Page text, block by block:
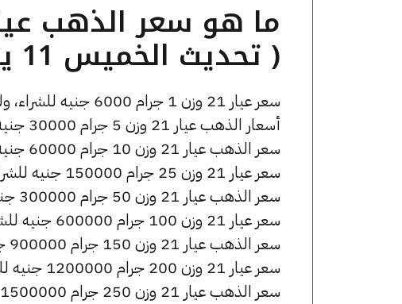
( تحديث الخميس 11 يونيو الساعة 4:45 مساءً )
سعر عيار 21 وزن 1 جرام 6000 جنيه للشراء، وللبيع 6050 جنيه.
أسعار الذهب عيار 21 وزن 5 جرام 30000 جنيه للشراء، وللبيع 30250 جنيه.
سعر الذهب عيار 21 وزن 10 جرام 60000 جنيه للشراء، وللبيع 60500 جنيه.
سعر عيار 21 وزن 25 جرام 150000 جنيه للشراء، وللبيع 151250 جنيه.
سعر الذهب عيار 21 وزن 50 جرام 300000 جنيه للشراء، وللبيع 302500 جنيه.
سعر عيار 21 وزن 100 جرام 600000 جنيه للشراء، وللبيع 605000 جنيه.
سعر الذهب عيار 21 وزن 150 جرام 900000 جنيه للشراء، وللبيع 907500 جنيه.
سعر عيار 21 وزن 200 جرام 1200000 جنيه للشراء، وللبيع 1210000 جنيه.
سعر الذهب عيار 21 وزن 250 جرام 1500000 جنيه للشراء، وللبيع 1512500 جنيه.